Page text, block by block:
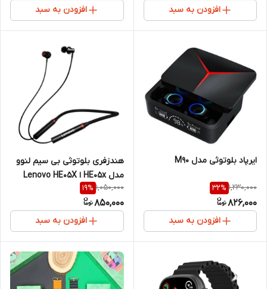
افزودن به سبد افزودن به سبد
ایرپاد بلوتوثی مدل M90
1,230,000
32%
826,000
افزودن به سبد
هندزفری بلوتوثی بی سیم لنوو
مدل HE05x ا Lenovo HE05X
Wireless Headset
1,050,000
19%
850,000
افزودن به سبد